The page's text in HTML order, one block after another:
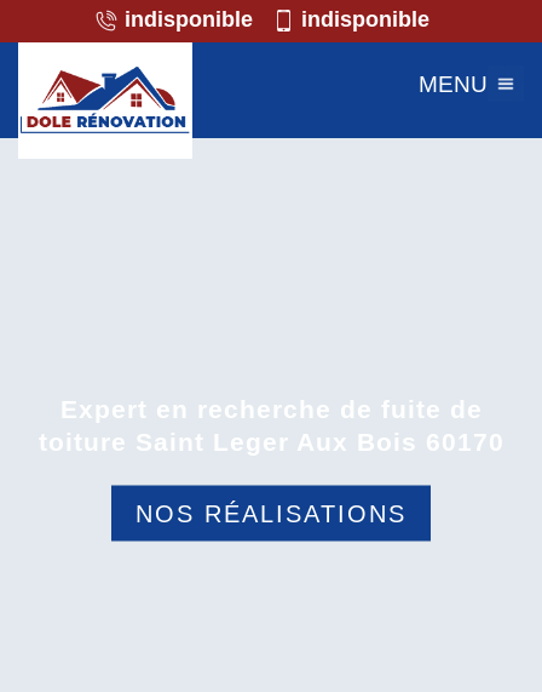
indisponible indisponible
MENU
Expert en recherche de fuite de
toiture Saint Leger Aux Bois 60170
NOS RÉALISATIONS